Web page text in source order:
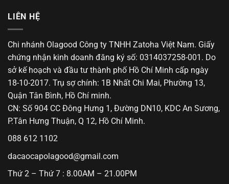
LIÊN HỆ
Chi nhánh Olagood Công ty TNHH Zatoha Việt Nam. Giấy
chứng nhận kinh doanh đăng ký số: 0314037258-001. Do
sở kế hoạch và đầu tư thành phố Hồ Chí Minh cấp ngày
18-10-2017. Trụ sợ chính: 1B Nhất Chi Mai, Phường 13,
Quận Tân Bình, Hồ Chí minh.
CN: Số 904 CC Đông Hưng 1, Đường DN10, KDC An Sương,
P.Tân Hưng Thuận, Q 12, Hồ Chí Minh.
088 612 1102
dacaocapolagood@gmail.com
Thứ 2 – Thứ 7 : 8.00AM – 21.00PM